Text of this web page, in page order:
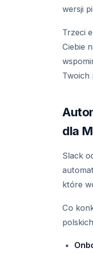
wersji
Trzeci
Ciebie
Twoich
dla
Slack
które
Co